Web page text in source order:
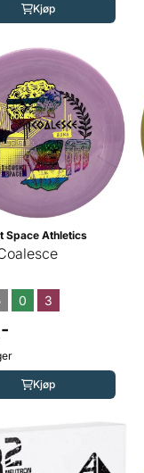
Kjøp
Space Athletics
0 3
Kjøp